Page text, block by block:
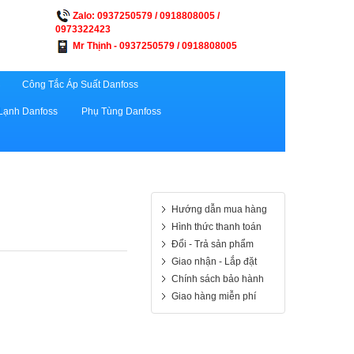
Zalo: 0937250579 / 0918808005 /
0973322423
Mr Thịnh - 0937250579 / 0918808005
Công Tắc Áp Suất Danfoss
Danfoss Phụ Tùng Danfoss
Hướng dẫn mua hàng
Hình thức thanh toán
Đổi - Trả sản phẩm
Giao nhận - Lắp đặt
Chính sách bảo hành
Giao hàng miễn phí